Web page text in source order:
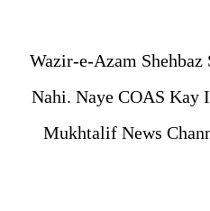
Wazir-e-Azam
Nahi. Naye COAS Kay
Mukhtalif News